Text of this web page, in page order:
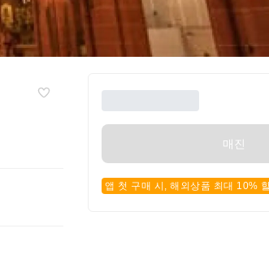
매진
앱 첫 구매 시, 해외상품 최대 10%